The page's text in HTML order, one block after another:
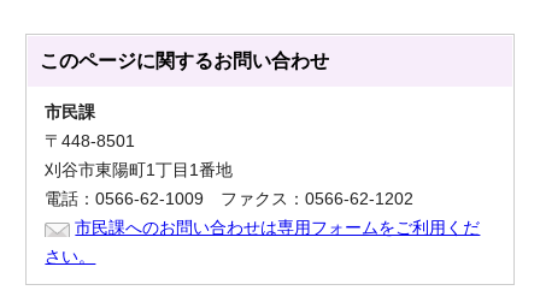
このページに関するお問い合わせ
市民課
〒448-8501
刈谷市東陽町1丁目1番地
電話：0566-62-1009 ファクス：0566-62-1202
市民課へのお問い合わせは専用フォームをご利用くだ
さい。